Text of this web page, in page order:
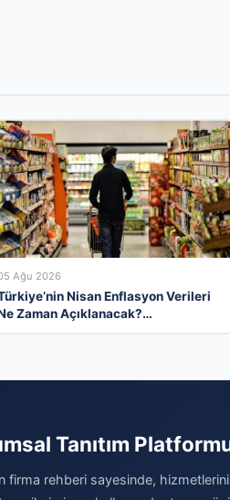
Ağu 2026
Nisan Enflasyon Verileri
Zaman Açıklanacak?
Tanıtım
firma rehberi sayesinde,